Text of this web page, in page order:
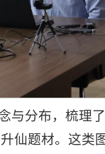
与分布，梳理
仙题材。这类